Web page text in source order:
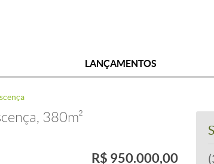
LANÇAMENTOS
380m²
R$ 950.000,00